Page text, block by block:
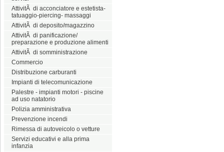
AttivitÃ di acconciatore e estetista-
tatuaggio-piercing- massaggi
AttivitÃ di deposito/magazzino
AttivitÃ di panificazione/
preparazione e produzione alimenti
AttivitÃ di somministrazione
Commercio
Distribuzione carburanti
Impianti di telecomunicazione
Palestre - impianti motori - piscine
ad uso natatorio
Polizia amministrativa
Prevenzione incendi
Rimessa di autoveicolo o vetture
Servizi educativi e alla prima
infanzia